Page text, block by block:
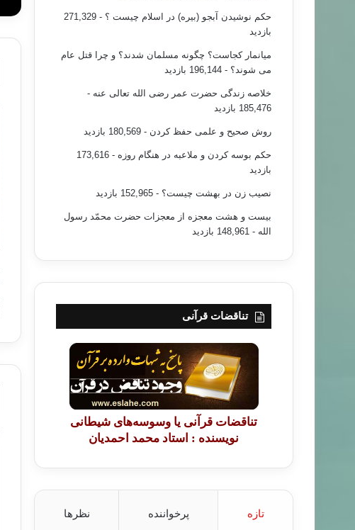
حکم نوشیدن آبجو (بیره) در اسلام چیست ؟
- 271,329
بازدید
میانمار کجاست؟ چگونه مسلمان شدند؟ و چرا قتل عام
می شوند؟ - 196,144 بازدید
خلاصه زندگی حضرت عمر رضی الله تعالی عنه -
185,476 بازدید
روش صحیح و علمی حفظ کردن - 180,569 بازدید
حکم بوسه کردن و ملاعبه در هنگام روزه
- 173,616
بازدید
نصیب زن در بهشت چیست؟ - 152,965 بازدید
بیست و هشت معجزه از معجزات حضرت محمّد رسول
الله - 148,961 بازدید
تناقضات قرآنی
تناقضات قرآنی یا وسوسه‌های شیطانی
نویسنده : استاد محمد احمدیان
تازه پرخواننده نظرها